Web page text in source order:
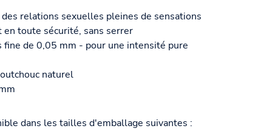
relations sexuelles pleines de sensations
toute sécurité, sans serrer
fine de 0,05 mm - pour une intensité pure
naturel
dans les tailles d'emballage suivantes :